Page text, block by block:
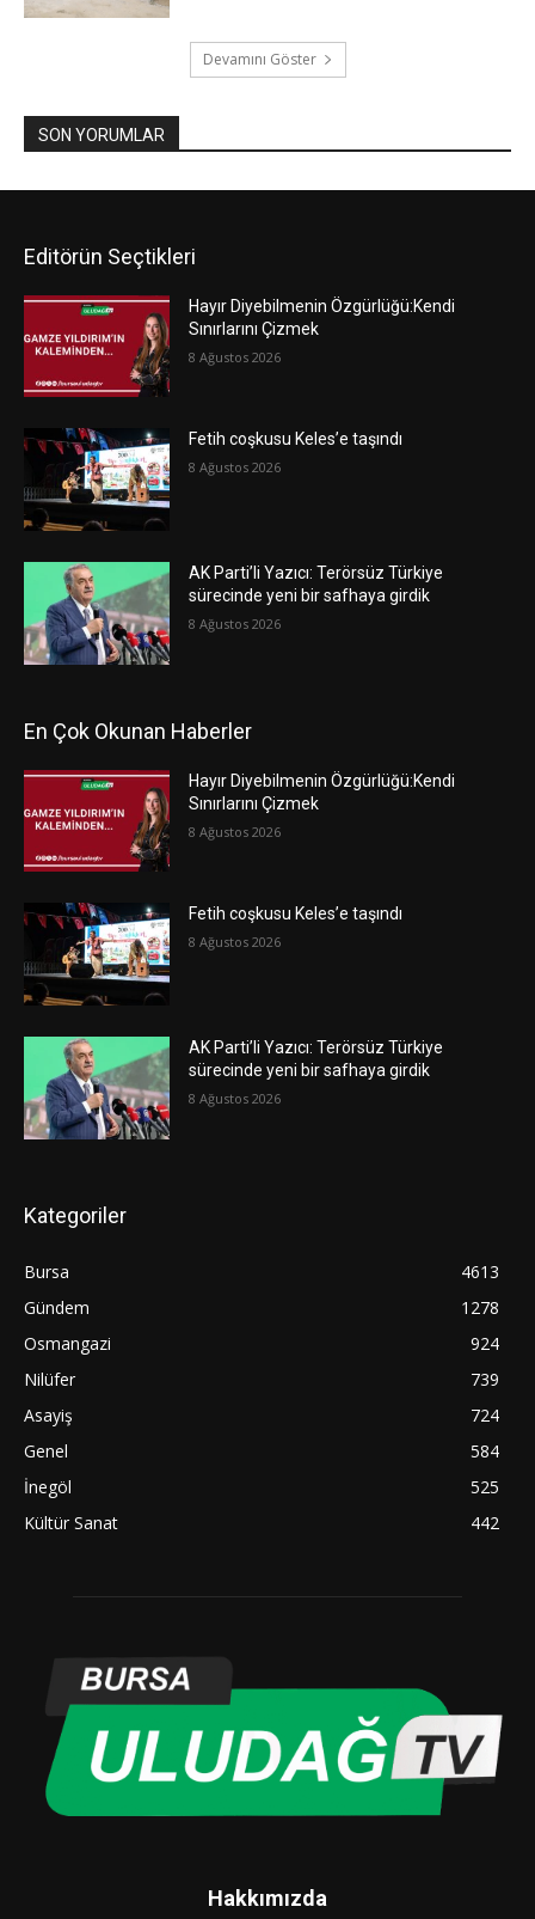
Devamını Göster
SON YORUMLAR
Editörün Seçtikleri
Hayır Diyebilmenin Özgürlüğü:Kendi
Sınırlarını Çizmek
8 Ağustos 2026
Fetih coşkusu Keles’e taşındı
8 Ağustos 2026
AK Parti’li Yazıcı: Terörsüz Türkiye
sürecinde yeni bir safhaya girdik
8 Ağustos 2026
En Çok Okunan Haberler
Hayır Diyebilmenin Özgürlüğü:Kendi
Sınırlarını Çizmek
8 Ağustos 2026
Fetih coşkusu Keles’e taşındı
8 Ağustos 2026
AK Parti’li Yazıcı: Terörsüz Türkiye
sürecinde yeni bir safhaya girdik
8 Ağustos 2026
Kategoriler
Bursa
4613
Gündem
1278
Osmangazi
924
Nilüfer
739
Asayiş
724
Genel
584
İnegöl
525
Kültür Sanat
442
Hakkımızda